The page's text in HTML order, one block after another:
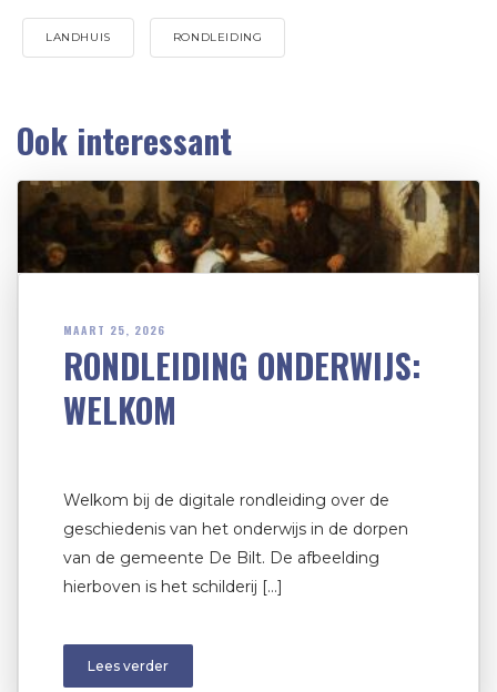
LANDHUIS RONDLEIDING
Ook interessant
MAART 25, 2026
RONDLEIDING ONDERWIJS:
WELKOM
Welkom bij de digitale rondleiding over de
geschiedenis van het onderwijs in de dorpen
van de gemeente De Bilt. De afbeelding
hierboven is het schilderij […]
Lees verder